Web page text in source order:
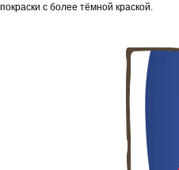
покраски с более тёмной краской.